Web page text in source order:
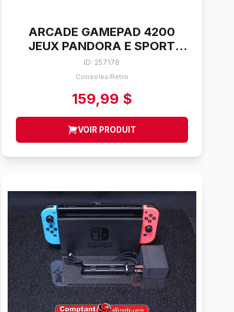
ARCADE GAMEPAD 4200
JEUX PANDORA E SPORT
BOX 583D
ID: 257178
Consoles/Rétro
159,99 $
VOIR PRODUIT